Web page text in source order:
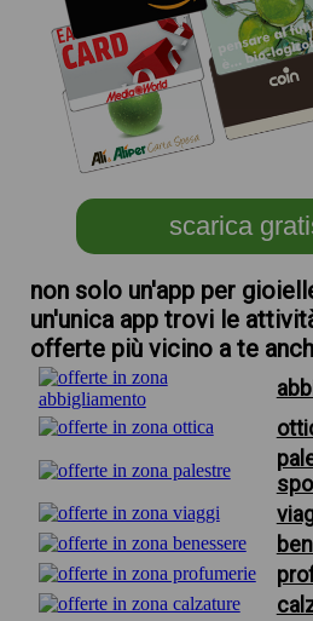
scarica
non solo un'app per
un'unica app trovi le
offerte più vicino a te